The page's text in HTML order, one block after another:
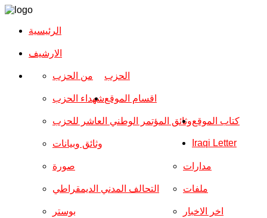
الرئيسية
الارشیف
الحزب من الحزب
شهداء الحزب
وثائق المؤتمر الوطني العاشر للحزب
وثائق وبيانات
اقسام الموقع
صورة
التحالف المدني الديمقراطي
بوستر
مدارات
ملفات
اخر الاخبار
كتاب الموقع
Iraqi Letter